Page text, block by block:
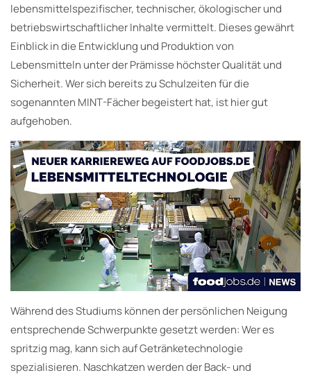
lebensmittelspezifischer, technischer, ökologischer und
betriebswirtschaftlicher Inhalte vermittelt. Dieses gewährt
Einblick in die Entwicklung und Produktion von
Lebensmitteln unter der Prämisse höchster Qualität und
Sicherheit. Wer sich bereits zu Schulzeiten für die
sogenannten MINT-Fächer begeistert hat, ist hier gut
aufgehoben.
Während des Studiums können der persönlichen Neigung
entsprechende Schwerpunkte gesetzt werden: Wer es
spritzig mag, kann sich auf Getränketechnologie
spezialisieren. Naschkatzen werden der Back- und